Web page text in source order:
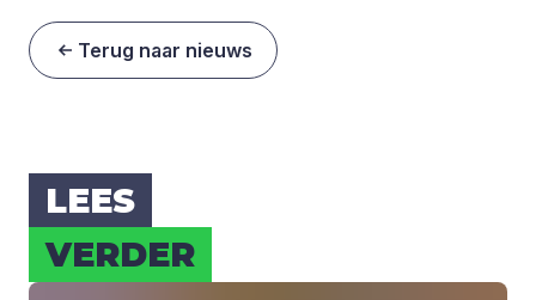
Terug naar nieuws
LEES
VER­DER